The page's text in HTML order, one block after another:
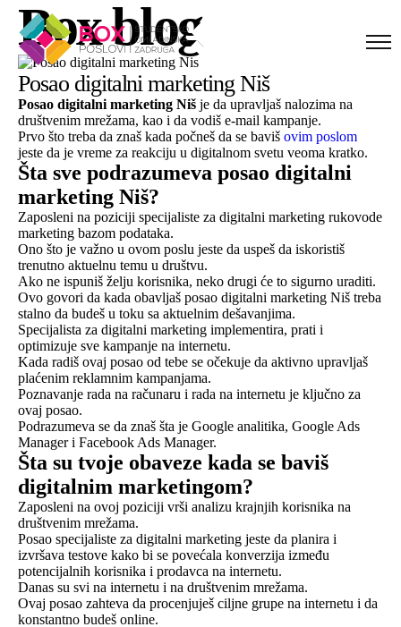
Skip to content
Box blog
Posao digitalni marketing Niš
Posao digitalni marketing Niš je da upravljaš nalozima na
društvenim mrežama, kao i da vodiš e-mail kampanje.
Prvo što treba da znaš kada počneš da se baviš ovim poslom
jeste da je vreme za reakciju u digitalnom svetu veoma kratko.
Šta sve podrazumeva posao digitalni
marketing Niš?
Zaposleni na poziciji specijaliste za digitalni marketing rukovode
marketing bazom podataka.
Ono što je važno u ovom poslu jeste da uspeš da iskoristiš
trenutno aktuelnu temu u društvu.
Ako ne ispuniš želju korisnika, neko drugi će to sigurno uraditi.
Ovo govori da kada obavljaš posao digitalni marketing Niš treba
stalno da budeš u toku sa aktuelnim dešavanjima.
Specijalista za digitalni marketing implementira, prati i
optimizuje sve kampanje na internetu.
Kada radiš ovaj posao od tebe se očekuje da aktivno upravljaš
plaćenim reklamnim kampanjama.
Poznavanje rada na računaru i rada na internetu je ključno za
ovaj posao.
Podrazumeva se da znaš šta je Google analitika, Google Ads
Manager i Facebook Ads Manager.
Šta su tvoje obaveze kada se baviš
digitalnim marketingom?
Zaposleni na ovoj poziciji vrši analizu krajnjih korisnika na
društvenim mrežama.
Posao specijaliste za digitalni marketing jeste da planira i
izvršava testove kako bi se povećala konverzija između
potencijalnih korisnika i prodavca na internetu.
Danas su svi na internetu i na društvenim mrežama.
Ovaj posao zahteva da procenjuješ ciljne grupe na internetu i da
konstantno budeš online.